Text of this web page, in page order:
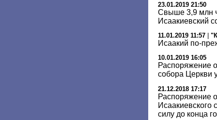
23.01.2019 21:50
Свыше 3,9 млн
Исаакиевский
11.01.2019 11:57
Исаакий по-
10.01.2019 16:05
Распоряжение
собора Церкви
21.12.2018 17:17
Распоряжение
Исаакиевского
силу до конца